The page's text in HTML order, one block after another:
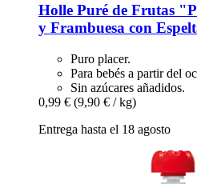
Holle Puré de Frutas
y Frambuesa con
Puro placer.
Para bebés a partir del
Sin azúcares añadidos.
0,99 € (9,90 € / kg)
Entrega hasta el 18 agosto